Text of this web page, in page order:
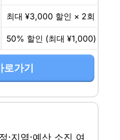
최대 ¥3,000 할인 × 2회
50% 할인 (최대 ¥1,000)
가기
·지역·예산 소진 여